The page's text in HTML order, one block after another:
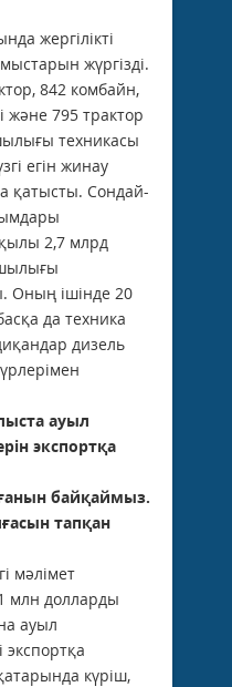
жергілікті
жүргізді.
842 комбайн,
және 795 трактор
техникасы
егін жинау
қатысты. Сондай-
2,7 млрд
Оның ішінде 20
да техника
дизель
ауыл
экспортқа
байқаймыз.
тапқан
мәлімет
млн долларды
ауыл
күріш,